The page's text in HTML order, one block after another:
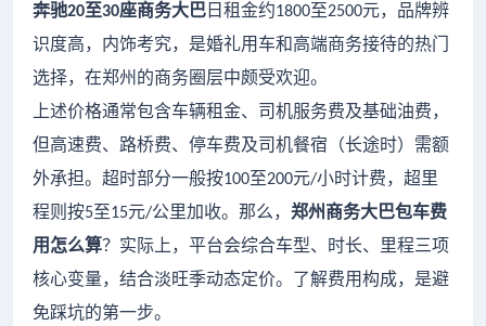
奔驰20至30座商务大巴 日租金约1800至2500元，品牌辨
识度高，内饰考究，是婚礼用车和高端商务接待的热门
选择，在郑州的商务圈层中颇受欢迎。
上述价格通常包含车辆租金、司机服务费及基础油费，
但高速费、路桥费、停车费及司机餐宿（长途时）需额
外承担。超时部分一般按100至200元/小时计费，超里
程则按5至15元/公里加收。那么， 郑州商务大巴包车费
用怎么算？实际上，平台会综合车型、时长、里程三项
核心变量，结合淡旺季动态定价。了解费用构成，是避
免踩坑的第一步。